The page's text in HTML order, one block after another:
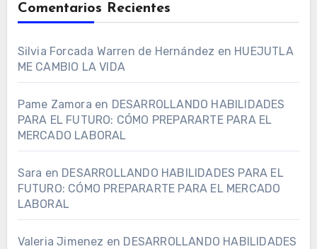
Comentarios Recientes
Silvia Forcada Warren de Hernández en HUEJUTLA
ME CAMBIO LA VIDA
Pame Zamora en DESARROLLANDO HABILIDADES
PARA EL FUTURO: CÓMO PREPARARTE PARA EL
MERCADO LABORAL
Sara en DESARROLLANDO HABILIDADES PARA EL
FUTURO: CÓMO PREPARARTE PARA EL MERCADO
LABORAL
Valeria Jimenez en DESARROLLANDO HABILIDADES